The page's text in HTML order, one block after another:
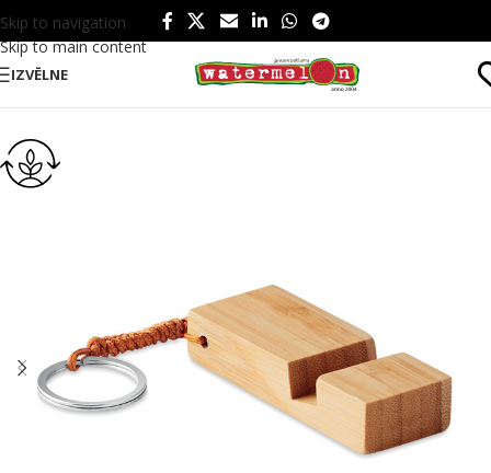
Skip to navigation
Skip to main content
IZVĒLNE
Sākums/ Tehnoloģijas un instrumenti